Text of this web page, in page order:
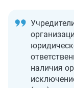
наличия